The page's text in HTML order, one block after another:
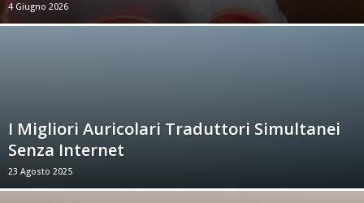
4 Giugno 2026
I Migliori Auricolari Traduttori Simultanei
Senza Internet
23 Agosto 2025